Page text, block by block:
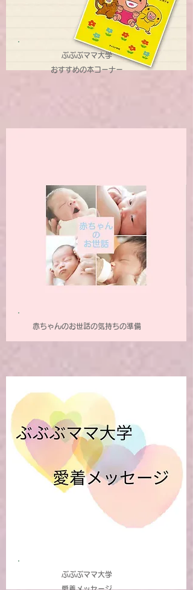
ぶぶぶママ大学
​おすすめの本コーナー
赤ちゃんのお世話の気持ちの準備
ぶぶぶママ大学